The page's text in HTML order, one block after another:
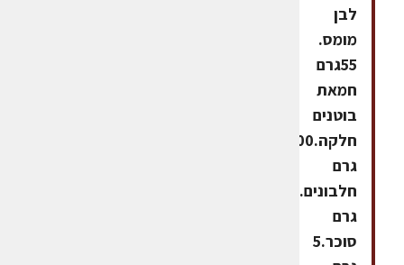
לבן
מומס.
55גרם
חמאת
בוטנים
חלקה.100
גרם
גרם
סוכר.5